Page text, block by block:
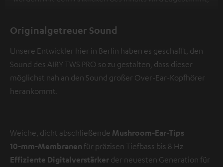
personenbezogene Daten an Drittplattformen
übermittelt werden.
Datenschutzerklärung unter I zu finden.
Originalgetreuer Sound
Unsere Entwickler hier in Berlin haben es geschafft, den
Sound des AIRY TWS PRO so zu gestalten, dass dieser
möglichst nah an den Sound großer Over-Ear-Kopfhörer
herankommt.
Weiche, dicht abschließende Mushroom-Ear-Tips
10-mm-Membranen für präzisen Tiefbass bis 8 Hz
Effiziente Digitalverstärker der neuesten Generation für